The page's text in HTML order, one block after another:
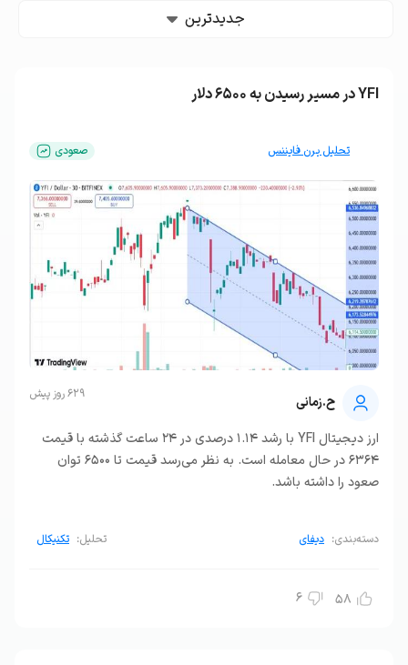
جدیدترین
YFI در مسیر رسیدن به 6500 دلار
تحلیل یرن فایننس صعودی
ح.زمانی 629 روز پیش
ارز دیجیتال YFI با رشد 1.14 درصدی در 24 ساعت گذشته با قیمت
6364 در حال معامله است. به نظر می‌رسد قیمت تا 6500 توان
صعود را داشته باشد.
دسته‌بندی: دیفای تحلیل: تکنیکال
58
6